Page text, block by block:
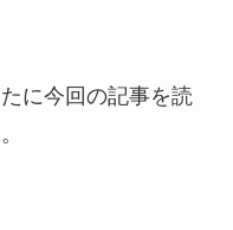
に今回の記事を読